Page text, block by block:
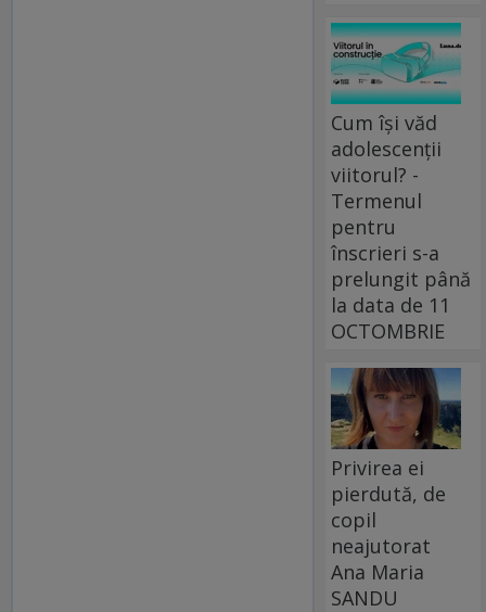
Cum își văd
adolescenții
viitorul? -
Termenul
pentru
înscrieri s-a
prelungit până
la data de 11
OCTOMBRIE
Privirea ei
pierdută, de
copil
neajutorat
Ana Maria
SANDU